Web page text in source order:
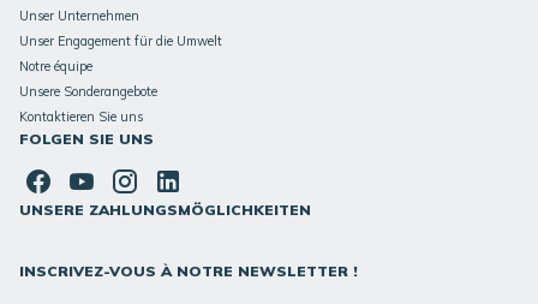
Unser Unternehmen
Unser Engagement für die Umwelt
Notre équipe
Unsere Sonderangebote
Kontaktieren Sie uns
FOLGEN SIE UNS
UNSERE ZAHLUNGSMÖGLICHKEITEN
INSCRIVEZ-VOUS À NOTRE NEWSLETTER !